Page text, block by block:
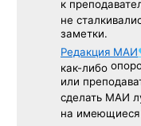
к
не
заметки.
Редакция МАИ
как-либо
или
сделать МАИ
на имеющиеся